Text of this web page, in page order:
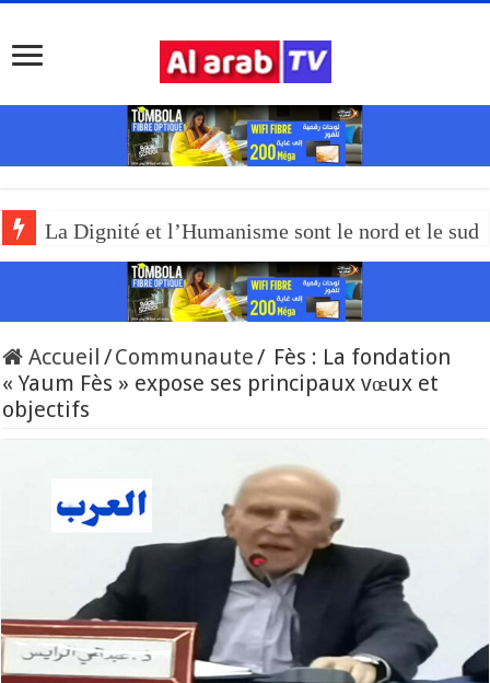
La Dignité et l’Humanisme sont le nord et le
Accueil /Communaute/ Fès : La fondation
« Yaum Fès » expose ses principaux vœux et
objectifs